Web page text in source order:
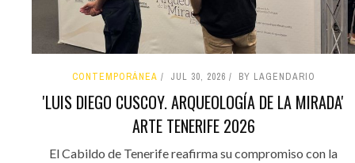
CONTEMPORÁNEA JUL 30, 2026 BY LAGENDARIO
'LUIS DIEGO CUSCOY. ARQUEOLOGÍA DE LA MIRADA'
ARTE TENERIFE 2026
El Cabildo de Tenerife reafirma su compromiso con la